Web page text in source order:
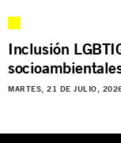
Inclusión
MARTES, 21 DE JULIO,